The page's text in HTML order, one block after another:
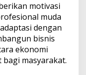
motivasi
muda
dengan
bisnis
ekonomi
masyarakat.